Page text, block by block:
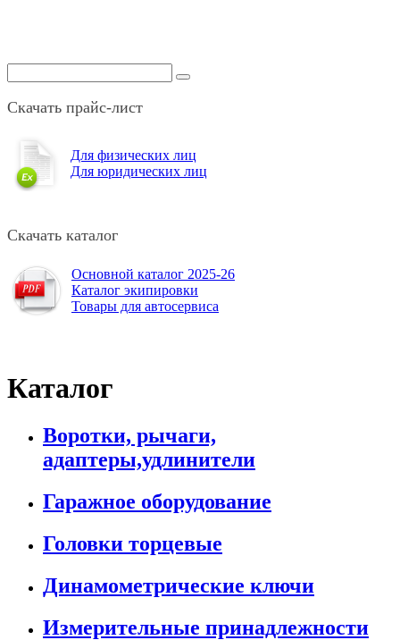
Скачать прайс-лист
Для физических лиц
Для юридических лиц
Скачать каталог
Основной каталог 2025-26
Каталог экипировки
Товары для автосервиса
Каталог
Воротки, рычаги,
адаптеры,удлинители
Гаражное оборудование
Головки торцевые
Динамометрические ключи
Измерительные принадлежности